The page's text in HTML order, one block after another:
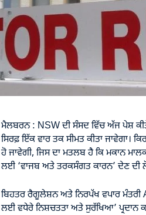
ਮੈਲਬਰਨ : NSW ਦੀ ਸੰਸਦ ਵਿੱਚ ਅੱਜ ਪੇਸ਼
ਸਿਰਫ਼ ਇੱਕ ਵਾਰ ਤਕ ਸੀਮਤ ਕੀਤਾ ਜਾਵੇਗਾ।
ਹੋ ਜਾਵੇਗੀ, ਜਿਸ ਦਾ ਮਤਲਬ ਹੈ ਕਿ ਮਕਾਨ
ਲਈ ‘ਵਾਜਬ ਅਤੇ ਤਰਕਸੰਗਤ ਕਾਰਨ’ ਦੇਣ ਦੀ
ਬਿਹਤਰ ਰੈਗੂਲੇਸ਼ਨ ਅਤੇ ਨਿਰਪੱਖ ਵਪਾਰ ਮੰਤਰੀ
ਲਈ ਵਧੇਰੇ ਨਿਸ਼ਚਤਤਾ ਅਤੇ ਸੁਰੱਖਿਆ’ ਪ੍ਰਦਾਨ